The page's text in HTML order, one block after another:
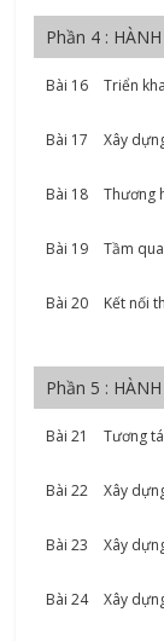
Phần 4 :
Bài 16 Triển
Bài 17 Xây
Bài 18 Thương
Bài 19 Tầm
cuộc sống.
Bài 20 Kết nối
Phần 5 :
Bài 21 Tương
trực tiếp
Bài 22 Xây
nhóm những
Bài 23 Xây
nhóm những
Bài 24 Xây